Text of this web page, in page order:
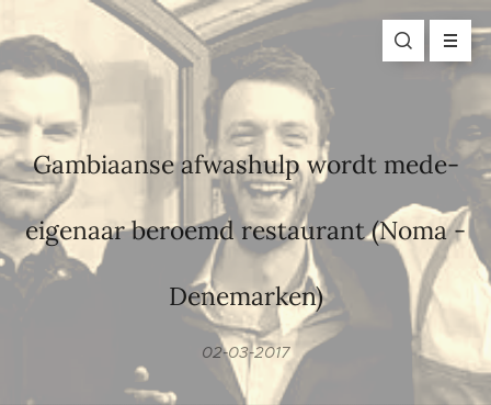
Gambiaanse afwashulp wordt mede-
eigenaar beroemd restaurant (Noma -
Denemarken)
02-03-2017